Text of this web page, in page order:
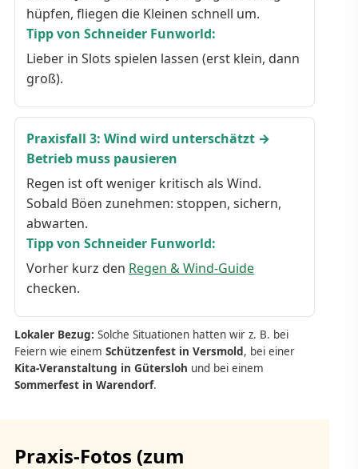
hüpfen, fliegen die Kleinen schnell um.
Tipp von Schneider Funworld:
Lieber in Slots spielen lassen (erst klein, dann
groß).
Praxisfall 3: Wind wird unterschätzt →
Betrieb muss pausieren
Regen ist oft weniger kritisch als Wind.
Sobald Böen zunehmen: stoppen, sichern,
abwarten.
Tipp von Schneider Funworld:
Vorher kurz den Regen & Wind-Guide
checken.
Lokaler Bezug: Solche Situationen hatten wir z. B. bei
Feiern wie einem Schützenfest in Versmold, bei einer
Kita-Veranstaltung in Gütersloh und bei einem
Sommerfest in Warendorf.
Praxis-Fotos (zum